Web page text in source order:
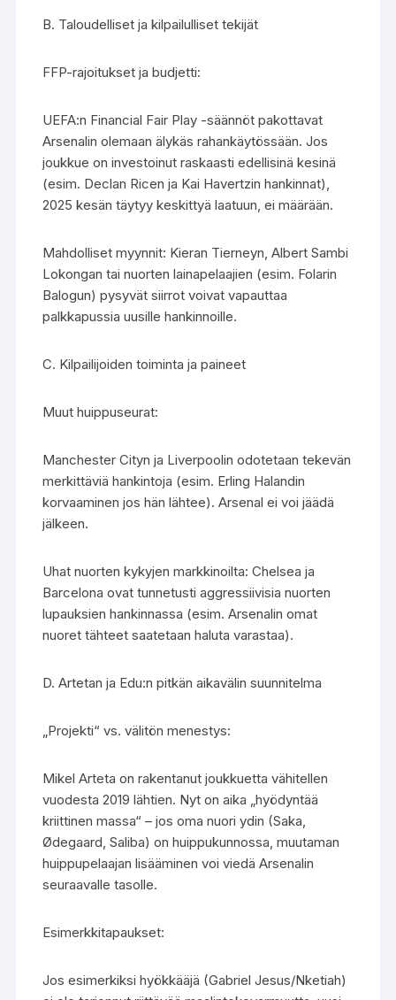
B. Taloudelliset ja kilpailulliset tekijät
FFP-rajoitukset ja budjetti:
UEFA:n Financial Fair Play -säännöt pakottavat
Arsenalin olemaan älykäs rahankäytössään. Jos
joukkue on investoinut raskaasti edellisinä kesinä
(esim. Declan Ricen ja Kai Havertzin hankinnat),
2025 kesän täytyy keskittyä laatuun, ei määrään.
Mahdolliset myynnit: Kieran Tierneyn, Albert Sambi
Lokongan tai nuorten lainapelaajien (esim. Folarin
Balogun) pysyvät siirrot voivat vapauttaa
palkkapussia uusille hankinnoille.
C. Kilpailijoiden toiminta ja paineet
Muut huippuseurat:
Manchester Cityn ja Liverpoolin odotetaan tekevän
merkittäviä hankintoja (esim. Erling Halandin
korvaaminen jos hän lähtee). Arsenal ei voi jäädä
jälkeen.
Uhat nuorten kykyjen markkinoilta: Chelsea ja
Barcelona ovat tunnetusti aggressiivisia nuorten
lupauksien hankinnassa (esim. Arsenalin omat
nuoret tähteet saatetaan haluta varastaa).
D. Artetan ja Edu:n pitkän aikavälin suunnitelma
„Projekti“ vs. välitön menestys:
Mikel Arteta on rakentanut joukkuetta vähitellen
vuodesta 2019 lähtien. Nyt on aika „hyödyntää
kriittinen massa“ – jos oma nuori ydin (Saka,
Ødegaard, Saliba) on huippukunnossa, muutaman
huippupelaajan lisääminen voi viedä Arsenalin
seuraavalle tasolle.
Esimerkkitapaukset:
Jos esimerkiksi hyökkääjä (Gabriel Jesus/Nketiah)